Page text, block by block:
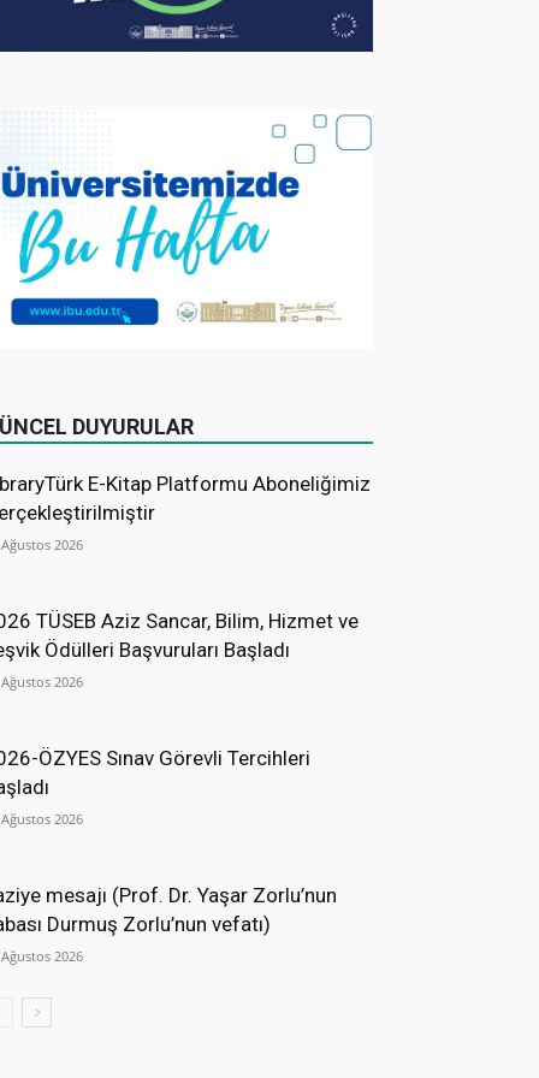
DUYURULAR
E-Kitap Platformu Aboneliğimiz
2026
TÜSEB Aziz Sancar, Bilim, Hizmet ve
Ödülleri Başvuruları Başladı
2026
ÖZYES Sınav Görevli Tercihleri
2026
mesajı (Prof. Dr. Yaşar Zorlu’nun
Durmuş Zorlu’nun vefatı)
2026